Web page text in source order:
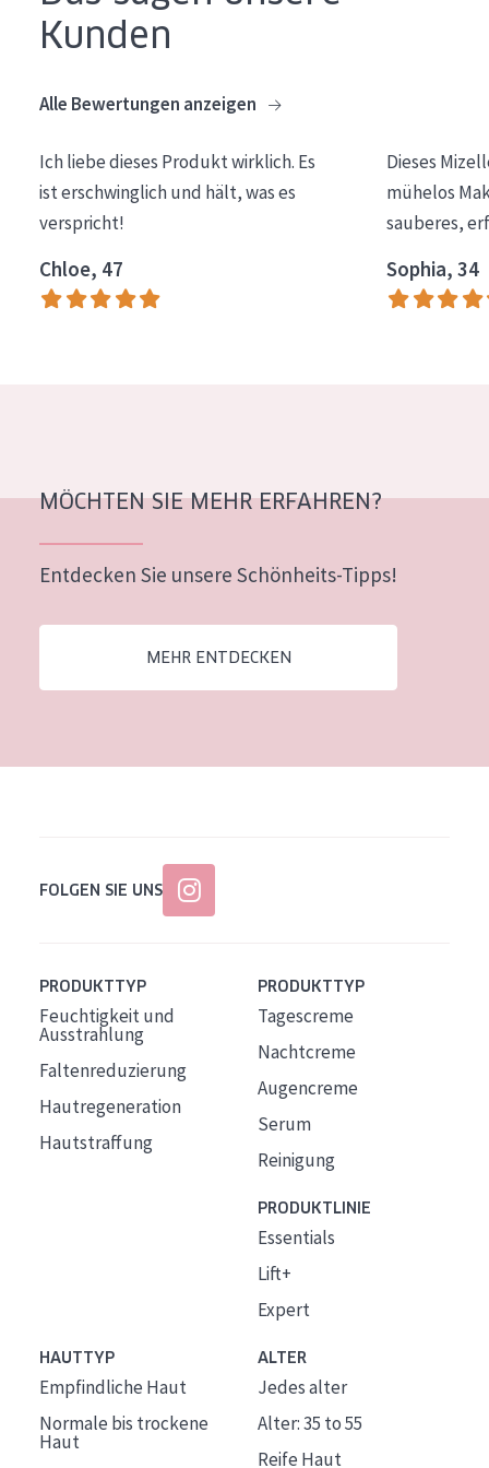
Essentials
Expert
HAUTTYP
Empfindliche Haut
Mischhaut und fettige Haut
Alter: 35 to 55
Kunden
Alle Bewertungen anzeigen
Ich liebe dieses Produkt wirklich. Es
ist erschwinglich und hält, was es
verspricht!
Chloe, 47
Dieses
mühelos
sauberes,
Sophia, 34
MÖCHTEN SIE MEHR ERFAHREN?
Entdecken Sie unsere Schönheits-Tipps!
MEHR ENTDECKEN
FOLGEN SIE UNS
PRODUKTTYP
Feuchtigkeit und
Ausstrahlung
Faltenreduzierung
Hautregeneration
Hautstraffung
PRODUKTTYP
Tagescreme
Nachtcreme
Augencreme
Serum
Reinigung
PRODUKTLINIE
Essentials
Lift+
Expert
HAUTTYP
Empfindliche Haut
Normale bis trockene
Haut
ALTER
Jedes alter
Alter: 35 to 55
Reife Haut